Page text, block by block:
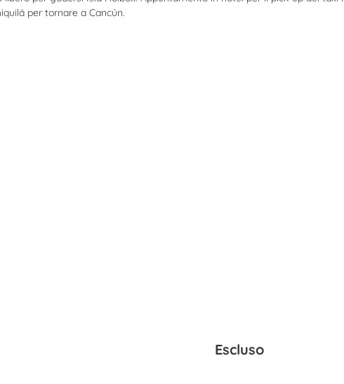
per tornare a Cancún.
Escluso